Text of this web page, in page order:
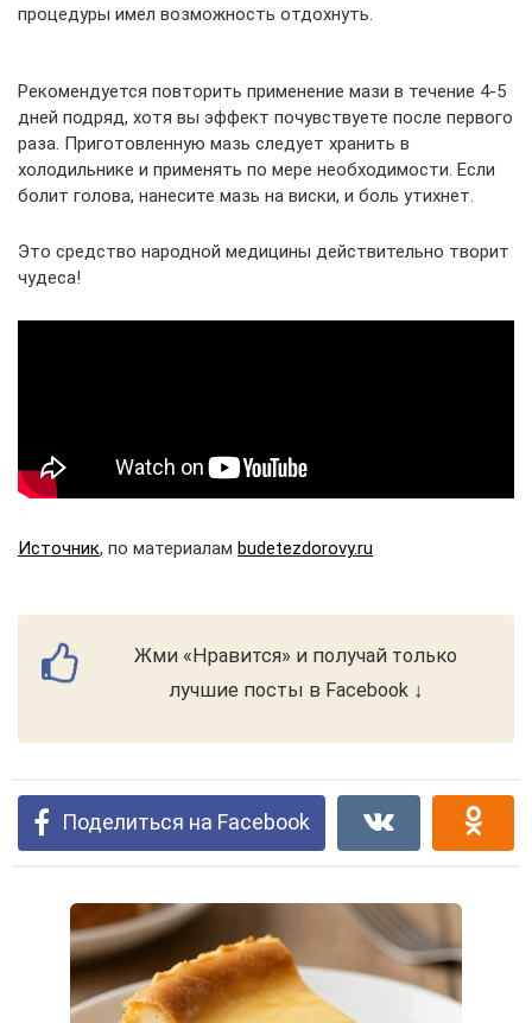
процедуры имел возможность отдохнуть.
Рекомендуется повторить применение мази в течение 4-5
дней подряд, хотя вы эффект почувствуете после первого
раза. Приготовленную мазь следует хранить в
холодильнике и применять по мере необходимости. Если
болит голова, нанесите мазь на виски, и боль утихнет.
Это средство народной медицины действительно творит
чудеса!
Источник, по материалам budetezdorovy.ru
Жми «Нравится» и получай только
лучшие посты в Facebook ↓
Поделиться на Facebook